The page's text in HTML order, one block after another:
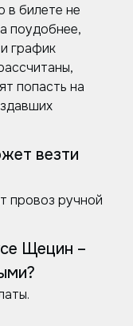
в билете не
поудобнее,
график
попасть на
везти
провоз ручной
Щецин –